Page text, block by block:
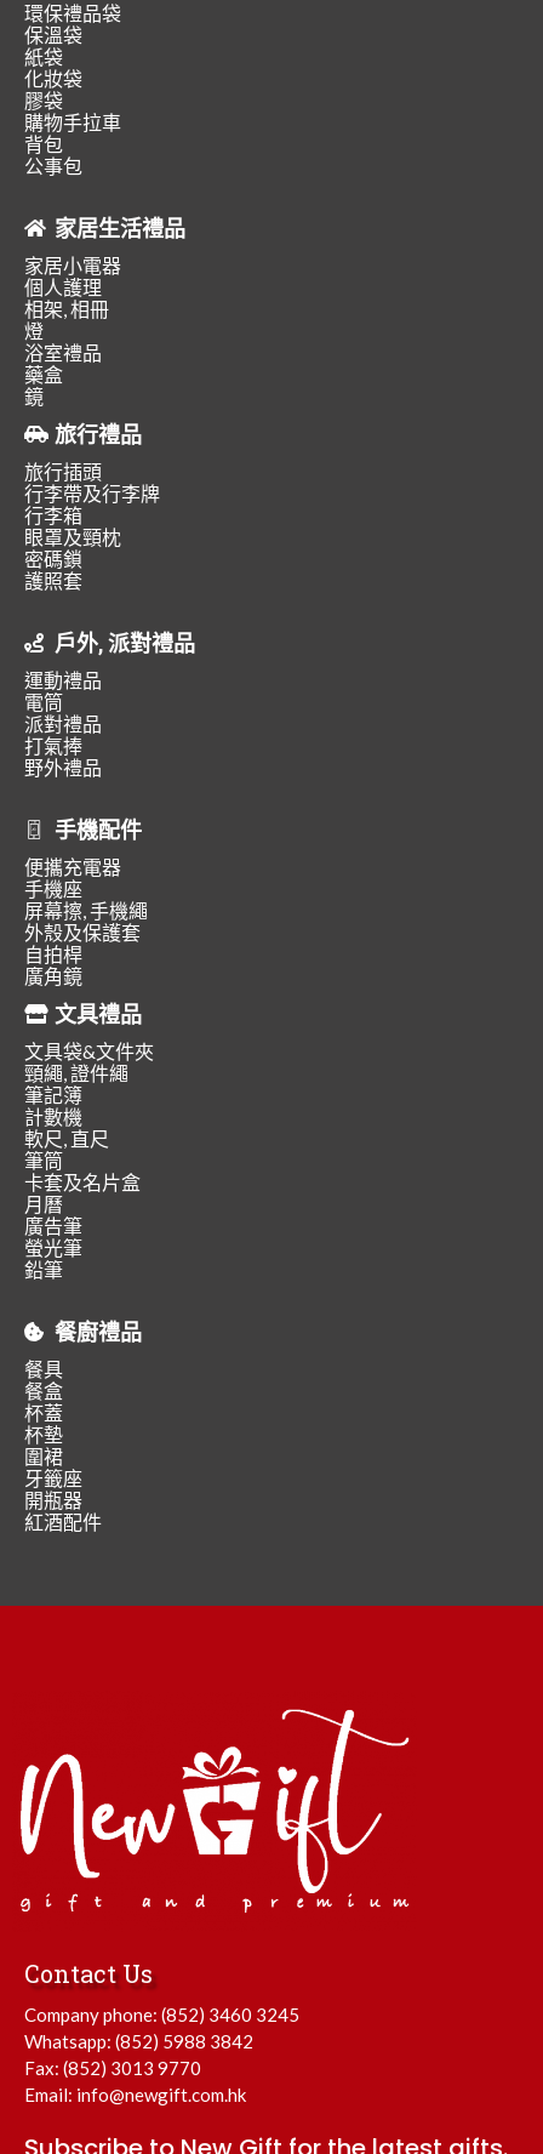
環保禮品袋
保溫袋
紙袋
化妝袋
膠袋
購物手拉車
背包
公事包
家居生活禮品
家居小電器
個人護理
相架, 相冊
燈
浴室禮品
藥盒
鏡
旅行禮品
旅行插頭
行李帶及行李牌
行李箱
眼罩及頸枕
密碼鎖
護照套
戶外, 派對禮品
運動禮品
電筒
派對禮品
打氣捧
野外禮品
手機配件
便攜充電器
手機座
屏幕擦, 手機繩
外殼及保護套
自拍桿
廣角鏡
文具禮品
文具袋&文件夾
頸繩, 證件繩
筆記簿
計數機
軟尺, 直尺
筆筒
卡套及名片盒
月曆
廣告筆
螢光筆
鉛筆
餐廚禮品
餐具
餐盒
杯蓋
杯墊
圍裙
牙籤座
開瓶器
紅酒配件
Contact Us
Company phone: (852) 3460 3245
Whatsapp: (852) 5988 3842
Fax: (852) 3013 9770
Email: info@newgift.com.hk